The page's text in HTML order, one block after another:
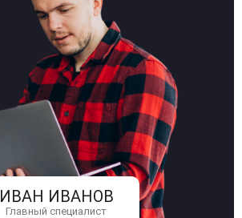
ИВАН ИВАНОВ
Главный специалист